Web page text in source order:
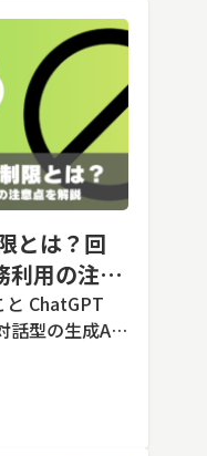
とは？回
利用の注意
】ChatGPT
話型の生成AI
登録すれば無